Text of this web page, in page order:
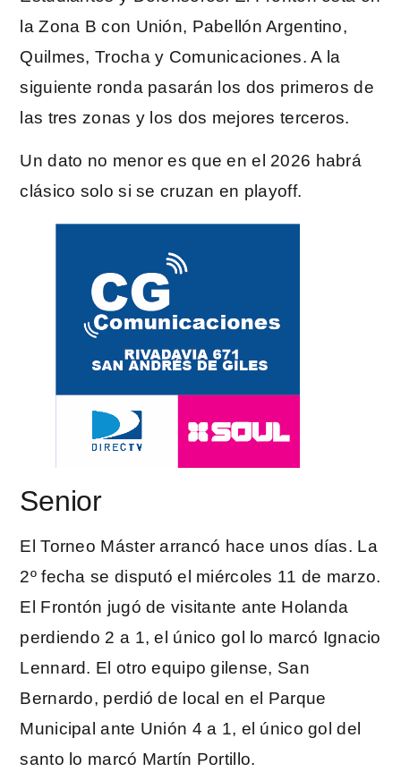
la Zona B con Unión, Pabellón Argentino,
Quilmes, Trocha y Comunicaciones. A la
siguiente ronda pasarán los dos primeros de
las tres zonas y los dos mejores terceros.
Un dato no menor es que en el 2026 habrá
clásico solo si se cruzan en playoff.
Senior
El Torneo Máster arrancó hace unos días. La
2º fecha se disputó el miércoles 11 de marzo.
El Frontón jugó de visitante ante Holanda
perdiendo 2 a 1, el único gol lo marcó Ignacio
Lennard. El otro equipo gilense, San
Bernardo, perdió de local en el Parque
Municipal ante Unión 4 a 1, el único gol del
santo lo marcó Martín Portillo.